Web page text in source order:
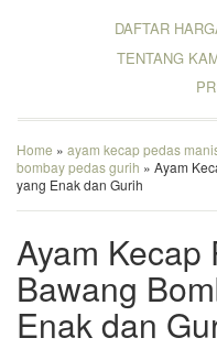
DAFTAR
TENTANG
Home » ayam kecap pedas
bombay pedas gurih » Ayam
yang Enak dan Gurih
Ayam Kecap
Bawang
Enak dan